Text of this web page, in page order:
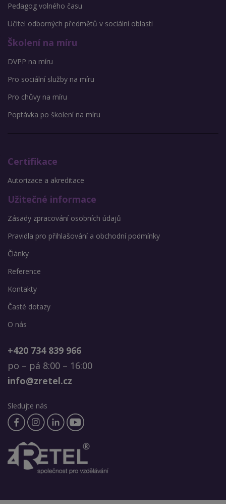
Pedagog volného času
Učitel odborných předmětů v sociální oblasti
Školení na míru
DVPP na míru
Pro sociální služby na míru
Pro chůvy na míru
Poptávka po školení na míru
Certifikace
Autorizace a akreditace
Užitečné informace
Zásady zpracování osobních údajů
Pravidla pro přihlašování a obchodní podmínky
Články
Reference
Kontakty
Časté dotazy
O nás
+420 734 839 966
po – pá 8:00 – 16:00
info@zretel.cz
Sledujte nás